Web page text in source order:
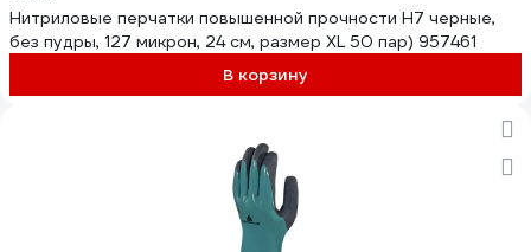
Нитриловые перчатки повышенной прочности H7 черные,
без пудры, 127 микрон, 24 см, размер XL 50 пар) 957461
В корзину